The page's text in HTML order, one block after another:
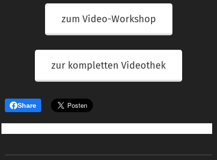
zum Video-Workshop
zur kompletten Videothek
Share